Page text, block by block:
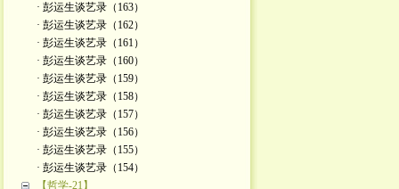
· 彭运生谈艺录（163）
· 彭运生谈艺录（162）
· 彭运生谈艺录（161）
· 彭运生谈艺录（160）
· 彭运生谈艺录（159）
· 彭运生谈艺录（158）
· 彭运生谈艺录（157）
· 彭运生谈艺录（156）
· 彭运生谈艺录（155）
· 彭运生谈艺录（154）
【哲学-21】